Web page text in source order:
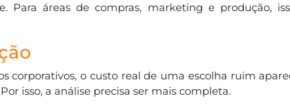
Para áreas de compras, marketing e produção,
corporativos, o custo real de uma escolha ruim
isso, a análise precisa ser mais completa.